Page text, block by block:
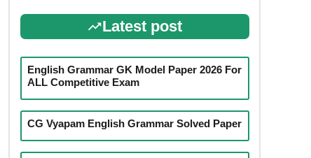
Latest post
English Grammar GK Model Paper 2026 For
ALL Competitive Exam
CG Vyapam English Grammar Solved Paper